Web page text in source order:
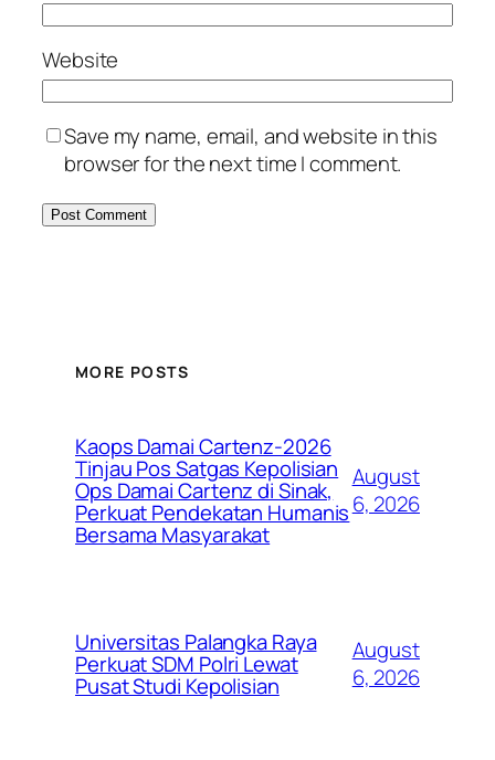
Website
Save my name, email, and website in this
browser for the next time I comment.
MORE POSTS
Kaops Damai Cartenz-2026
Tinjau Pos Satgas Kepolisian
Ops Damai Cartenz di Sinak,
Perkuat Pendekatan Humanis
Bersama Masyarakat
August
6, 2026
Universitas Palangka Raya
Perkuat SDM Polri Lewat
Pusat Studi Kepolisian
August
6, 2026